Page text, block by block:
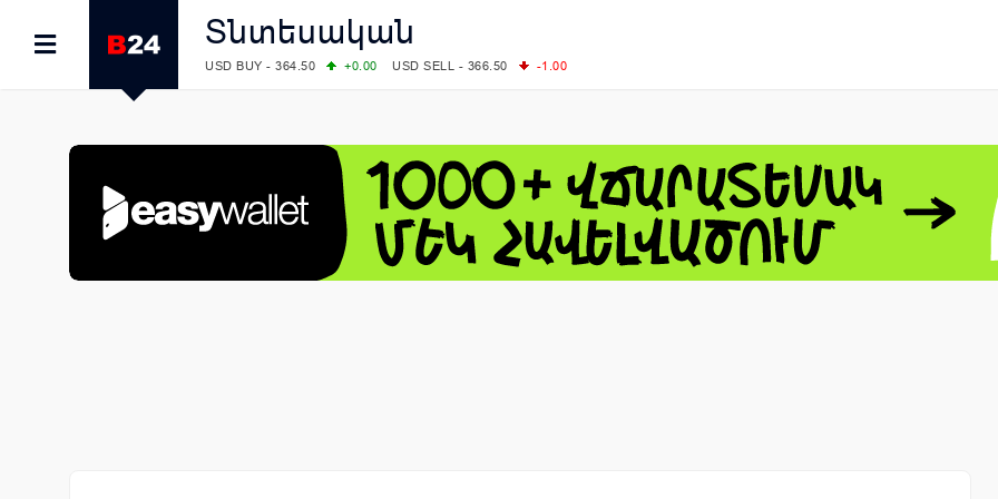
Տնտեսական
USD BUY - 364.50 +0.00 USD SELL - 366.50
-1.00
COMEX: PLATINUM - 1765.90
LME: ALUMINIUM - 3184.00
-0.27 COPPER - 13791.00
-0.12
LME: NICKEL - 17249.00
+0.09 TIN - 55268.00
+2.50
LME: LEAD - 1877.50
-1.00 ZINC - 3643.00
+1.43
FOREX: USD/JPY - 157.68
+0.12 EUR/GBP - 1.1548
+0.11
FOREX: EUR/USD - 1.1548
+0.11 GBP/USD - 1.3459
+0.04